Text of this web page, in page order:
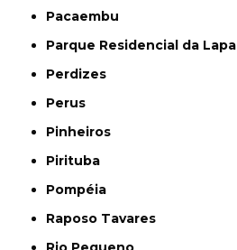
Pacaembu
Parque Residencial da Lapa
Perdizes
Perus
Pinheiros
Pirituba
Pompéia
Raposo Tavares